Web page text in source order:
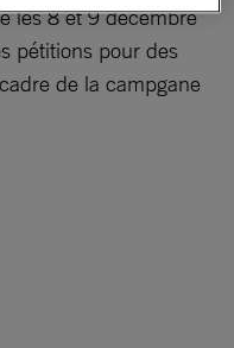
les 8 et 9 décembre
pétitions pour des
de la campgane